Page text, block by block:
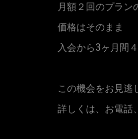
月額２回のプラン
価格はそのまま
入会から3ヶ月間
この機会をお見逃
詳しくは、お電話